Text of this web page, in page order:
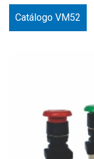
Catálogo VM52